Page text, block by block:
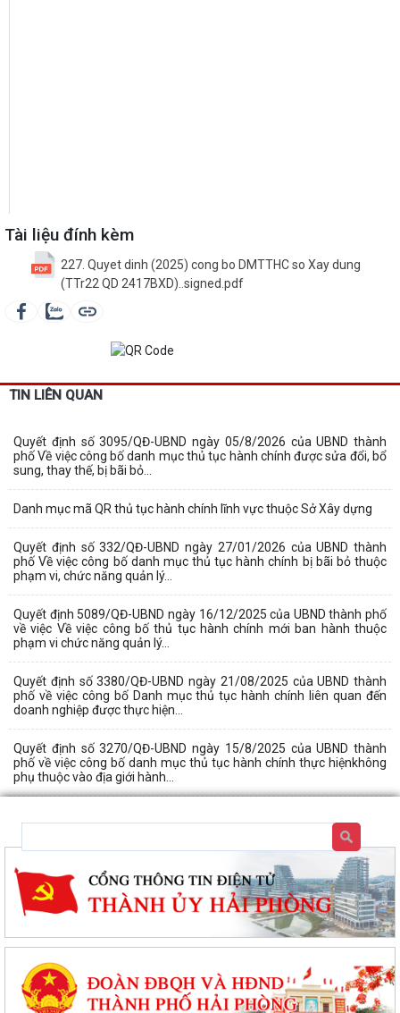
Tài liệu đính kèm
227. Quyet dinh (2025) cong bo DMTTHC so Xay dung
(TTr22 QD 2417BXD)..signed.pdf
TIN LIÊN QUAN
Quyết định số 3095/QĐ-UBND ngày 05/8/2026 của UBND thành
phố Về việc công bố danh mục thủ tục hành chính được sửa đổi, bổ
sung, thay thế, bị bãi bỏ...
Danh mục mã QR thủ tục hành chính lĩnh vực thuộc Sở Xây dựng
Quyết định số 332/QĐ-UBND ngày 27/01/2026 của UBND thành
phố Về việc công bố danh mục thủ tục hành chính bị bãi bỏ thuộc
phạm vi, chức năng quản lý...
Quyết định 5089/QĐ-UBND ngày 16/12/2025 của UBND thành phố
về việc Về việc công bố thủ tục hành chính mới ban hành thuộc
phạm vi chức năng quản lý...
Quyết định số 3380/QĐ-UBND ngày 21/08/2025 của UBND thành
phố về việc công bố Danh mục thủ tục hành chính liên quan đến
doanh nghiệp được thực hiện...
Quyết định số 3270/QĐ-UBND ngày 15/8/2025 của UBND thành
phố về việc công bố danh mục thủ tục hành chính thực hiệnkhông
phụ thuộc vào địa giới hành...